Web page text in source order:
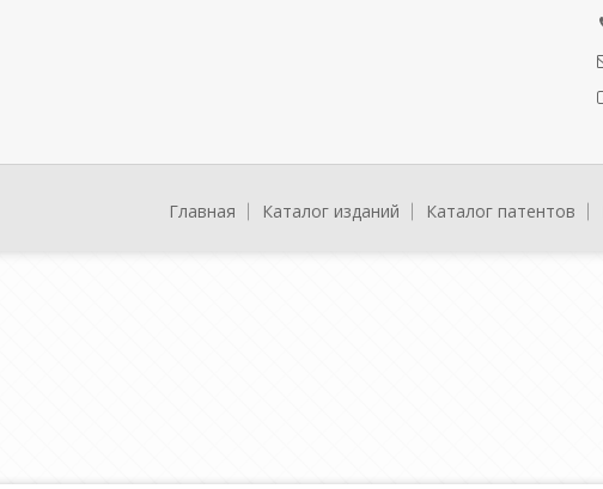
Главная Каталог изданий Каталог патентов